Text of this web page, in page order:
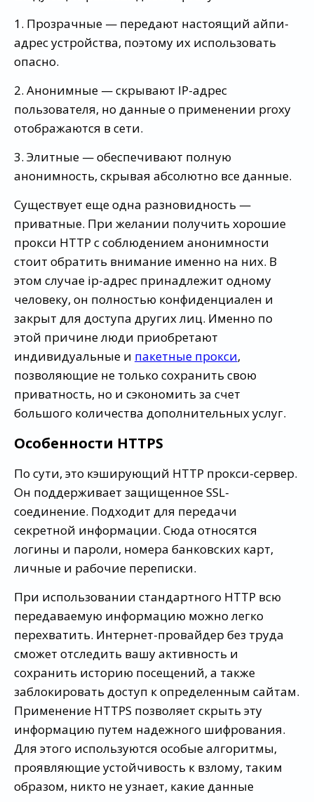
1. Прозрачные — передают настоящий айпи-
адрес устройства, поэтому их использовать
опасно.
2. Анонимные — скрывают IP-адрес
пользователя, но данные о применении proxy
отображаются в сети.
3. Элитные — обеспечивают полную
анонимность, скрывая абсолютно все данные.
Существует еще одна разновидность —
приватные. При желании получить хорошие
прокси HTTP с соблюдением анонимности
стоит обратить внимание именно на них. В
этом случае ip-адрес принадлежит одному
человеку, он полностью конфиденциален и
закрыт для доступа других лиц. Именно по
этой причине люди приобретают
индивидуальные и пакетные прокси,
позволяющие не только сохранить свою
приватность, но и сэкономить за счет
большого количества дополнительных услуг.
Особенности HTTPS
По сути, это кэширующий HTTP прокси-сервер.
Он поддерживает защищенное SSL-
соединение. Подходит для передачи
секретной информации. Сюда относятся
логины и пароли, номера банковских карт,
личные и рабочие переписки.
При использовании стандартного HTTP всю
передаваемую информацию можно легко
перехватить. Интернет-провайдер без труда
сможет отследить вашу активность и
сохранить историю посещений, а также
заблокировать доступ к определенным сайтам.
Применение HTTPS позволяет скрыть эту
информацию путем надежного шифрования.
Для этого используются особые алгоритмы,
проявляющие устойчивость к взлому, таким
образом, никто не узнает, какие данные